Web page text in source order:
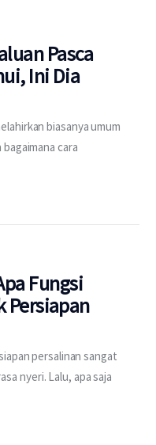
Pasca
Ini Dia
biasanya umum
cara
Fungsi
Persiapan
persalinan sangat
nyeri. Lalu, apa saja